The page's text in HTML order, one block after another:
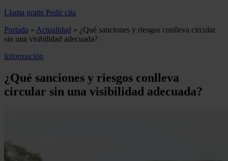
Llama gratis Pedir cita
Portada » Actualidad » ¿Qué sanciones y riesgos conlleva circular
sin una visibilidad adecuada?
Información
¿Qué sanciones y riesgos conlleva
circular sin una visibilidad adecuada?